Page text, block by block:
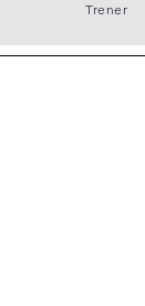
Trener